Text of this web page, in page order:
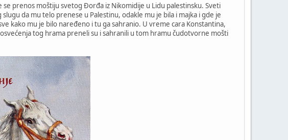
se prenos moštiju svetog Đorđa iz Nikomidije u Lidu palestinsku. Sveti
da mu telo prenese u Palestinu, odakle mu je bila i majka i gde je
kako mu je bilo naređeno i tu ga sahranio. U vreme cara Konstantina,
tog hrama preneli su i sahranili u tom hramu čudotvorne mošti